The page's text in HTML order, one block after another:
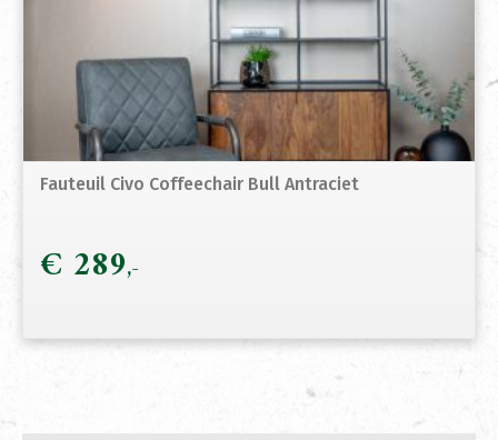
Fauteuil Civo Coffeechair Bull Antraciet
€ 289